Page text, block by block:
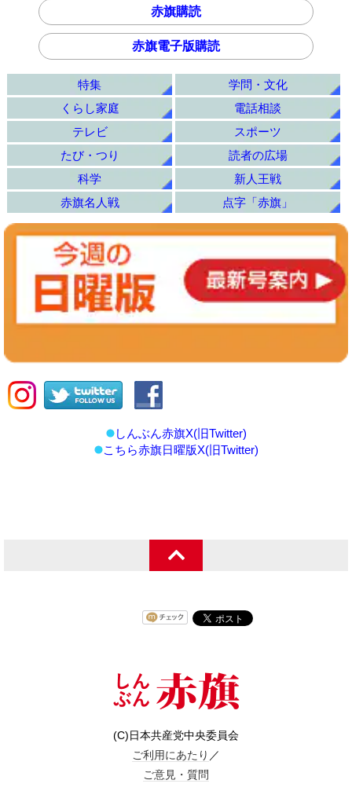
赤旗購読
赤旗電子版購読
特集
学問・文化
くらし家庭
電話相談
テレビ
スポーツ
たび・つり
読者の広場
科学
新人王戦
赤旗名人戦
点字「赤旗」
しんぶん赤旗X(旧Twitter)
こちら赤旗日曜版X(旧Twitter)
(C)日本共産党中央委員会
ご利用にあたり ／
ご意見・質問